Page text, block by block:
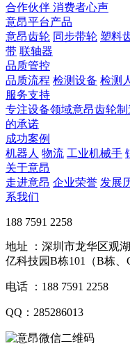
合作伙伴 ​ 消费者心声
意昂平台产品
意昂齿轮 同步带轮 塑料
带 联轴器
品质管控
品质流程 检测设备 检测
服务支持
专注设备领域意昂齿轮制
的承诺
成功案例
机器人 物流 工业机械手
关于意昂
走进意昂 企业荣誉 发展
系我们
188 7591 2258
地址 ：深圳市龙华区观
亿科技园B栋101（B栋、
电话 ：188 7591 2258
QQ：285286013